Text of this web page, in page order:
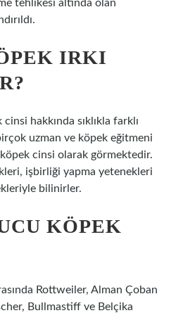
tehlikesi altında olan
IRKI
hakkında sıklıkla farklı
uzman ve köpek eğitmeni
cinsi olarak görmektedir.
işbirliği yapma yetenekleri
bilinirler.
KÖPEK
Rottweiler, Alman Çoban
Bullmastiff ve Belçika